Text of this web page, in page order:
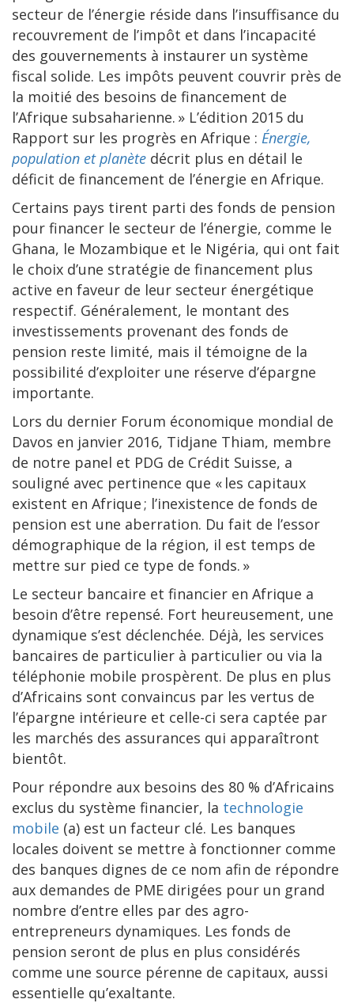
secteur de l’énergie réside dans l’insuffisance du
recouvrement de l’impôt et dans l’incapacité
des gouvernements à instaurer un système
fiscal solide. Les impôts peuvent couvrir près de
la moitié des besoins de financement de
l’Afrique subsaharienne. » L’édition 2015 du
Rapport sur les progrès en Afrique : Énergie,
population et planète décrit plus en détail le
déficit de financement de l’énergie en Afrique.
Certains pays tirent parti des fonds de pension
pour financer le secteur de l’énergie, comme le
Ghana, le Mozambique et le Nigéria, qui ont fait
le choix d’une stratégie de financement plus
active en faveur de leur secteur énergétique
respectif. Généralement, le montant des
investissements provenant des fonds de
pension reste limité, mais il témoigne de la
possibilité d’exploiter une réserve d’épargne
importante.
Lors du dernier Forum économique mondial de
Davos en janvier 2016, Tidjane Thiam, membre
de notre panel et PDG de Crédit Suisse, a
souligné avec pertinence que « les capitaux
existent en Afrique ; l’inexistence de fonds de
pension est une aberration. Du fait de l’essor
démographique de la région, il est temps de
mettre sur pied ce type de fonds. »
Le secteur bancaire et financier en Afrique a
besoin d’être repensé. Fort heureusement, une
dynamique s’est déclenchée. Déjà, les services
bancaires de particulier à particulier ou via la
téléphonie mobile prospèrent. De plus en plus
d’Africains sont convaincus par les vertus de
l’épargne intérieure et celle-ci sera captée par
les marchés des assurances qui apparaîtront
bientôt.
Pour répondre aux besoins des 80 % d’Africains
exclus du système financier, la technologie
mobile (a) est un facteur clé. Les banques
locales doivent se mettre à fonctionner comme
des banques dignes de ce nom afin de répondre
aux demandes de PME dirigées pour un grand
nombre d’entre elles par des agro-
entrepreneurs dynamiques. Les fonds de
pension seront de plus en plus considérés
comme une source pérenne de capitaux, aussi
essentielle qu’exaltante.